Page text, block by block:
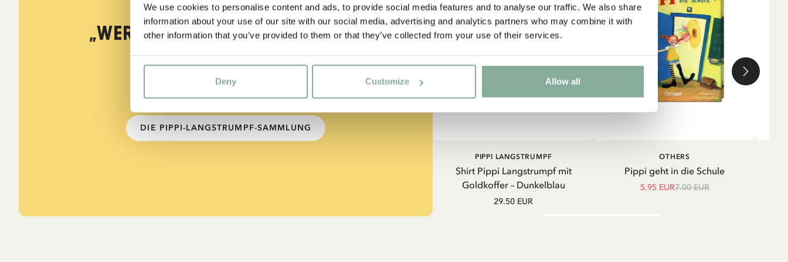
We use cookies to personalise content and ads, to provide social media features and to analyse our traffic. We also share
information about your use of our site with our social media, advertising and analytics partners who may combine it with
other information that you’ve provided to them or that they’ve collected from your use of their services.
Deny Customize Allow all
ZITATE
„Wer stark ist, muss auch gut
sein.“
aus Kennst du Pippi Langstrumpf?
DIE PIPPI-LANGSTRUMPF-SAMMLUNG
IN DEN
Shirt Pippi Langstrumpf mit
Goldkoffer – Dunkelblau
PIPPI LANGSTRUMPF
29.50 EUR
IN DEN WARENKORB
Pippi geht in die Schule
OTHERS
5.95 EUR7.00 EUR